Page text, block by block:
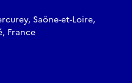
Saône-et-Loire,
France